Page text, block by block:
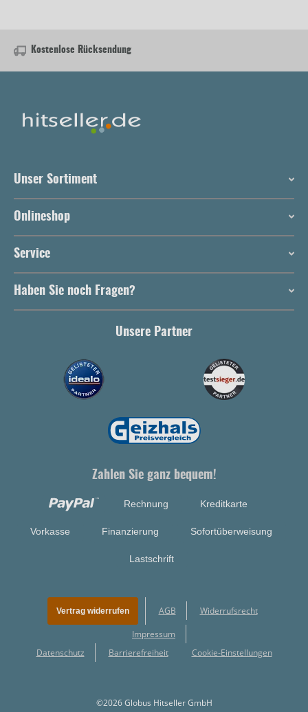
Kostenlose Rücksendung
Unser Sortiment
Onlineshop
Service
Haben Sie noch Fragen?
Unsere Partner
Zahlen Sie ganz bequem!
Rechnung Kreditkarte
Vorkasse Finanzierung Sofortüberweisung
Lastschrift
©2026 Globus Hitseller GmbH
Vertrag widerrufen AGB Widerrufsrecht
Impressum
Datenschutz
Barrierefreiheit Cookie-Einstellungen